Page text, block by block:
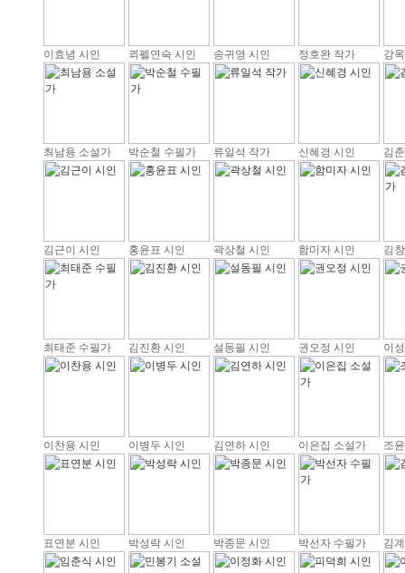
이효녕 시인 쾨펠연숙 시인 송귀영 시인 정호완 작가 강
최남용 소설가 박순철 수필가 류일석 작가 신혜경 시인 김
김근이 시인 홍윤표 시인 곽상철 시인 함미자 시인 김
최태준 수필가 김진환 시인 설동필 시인 권오정 시인 이
이찬용 시인 이병두 시인 김연하 시인 이은집 소설가 조
표연분 시인 박성락 시인 박종문 시인 박선자 수필가 김